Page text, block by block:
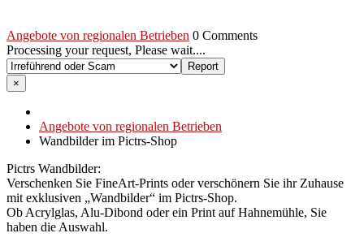
Angebote von regionalen Betrieben 0 Comments
Processing your request, Please wait....
×
Angebote von regionalen Betrieben
Wandbilder im Pictrs-Shop
Pictrs Wandbilder:
Verschenken Sie FineArt-Prints oder verschönern Sie ihr Zuhause
mit exklusiven „Wandbilder“ im Pictrs-Shop.
Ob Acrylglas, Alu-Dibond oder ein Print auf Hahnemühle, Sie
haben die Auswahl.